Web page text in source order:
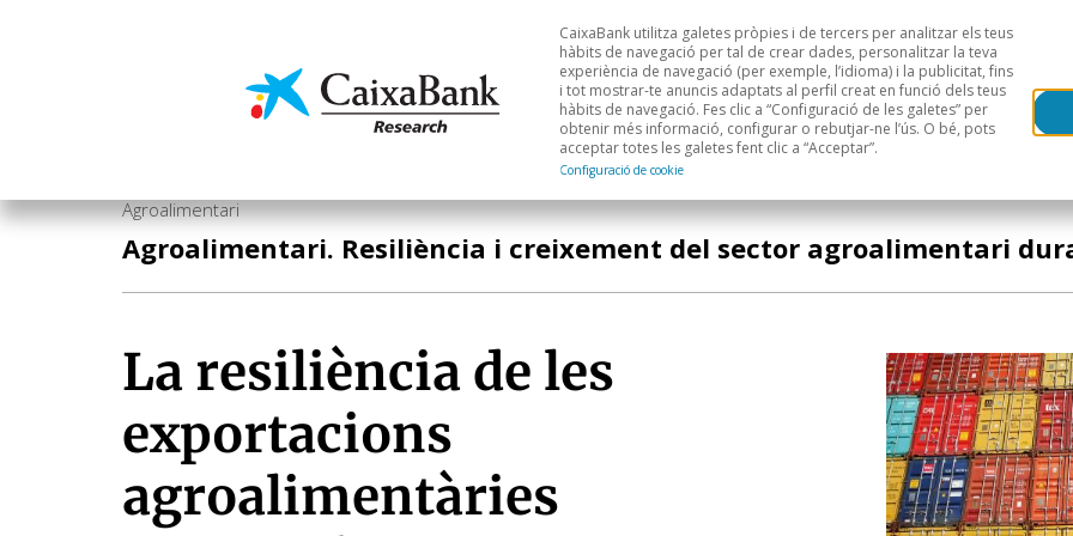
Economia i mercats Anàlisi sectorial Àrees geogràfiques
CaixaBank utilitza galetes pròpies i de tercers per analitzar els teus
hàbits de navegació per tal de crear dades, personalitzar la teva
experiència de navegació (per exemple, l’idioma) i la publicitat, fins
i tot mostrar-te anuncis adaptats al perfil creat en funció dels teus
hàbits de navegació. Fes clic a “Configuració de les galetes” per
obtenir més informació, configurar o rebutjar-ne l’ús. O bé, pots
acceptar totes les galetes fent clic a “Acceptar”.
Configuració de cookie
Agroalimentari
Agroalimentari. Resiliència i creixement del sector agroalimentari
La resiliència de les
exportacions
agroalimentàries